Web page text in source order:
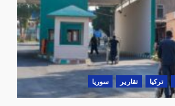
تركيا تقارير سوريا